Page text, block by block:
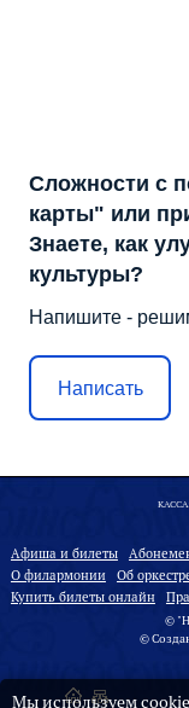
Сложности с
карты" или
Знаете, как
культуры?
Напишите -
Написать
КАССА:
Афиша и билеты
О филармонии
Oб
Купить билеты онлайн
©
©
Мы используем